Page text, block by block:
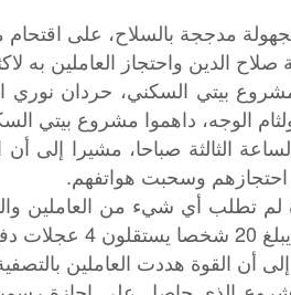
مدججة بالسلاح، على
واحتجاز العاملين به لاكثر من 4 ساعات
بيتي السكني، حردان نوري
الوجه، داهموا مشروع بيتي
الثالثة صباحا، مشيرا إلى
احتجازهم وسحبت هواتفهم.
لم تطلب أي شيء من العاملين
رباعي.
أن القوة هددت العاملين